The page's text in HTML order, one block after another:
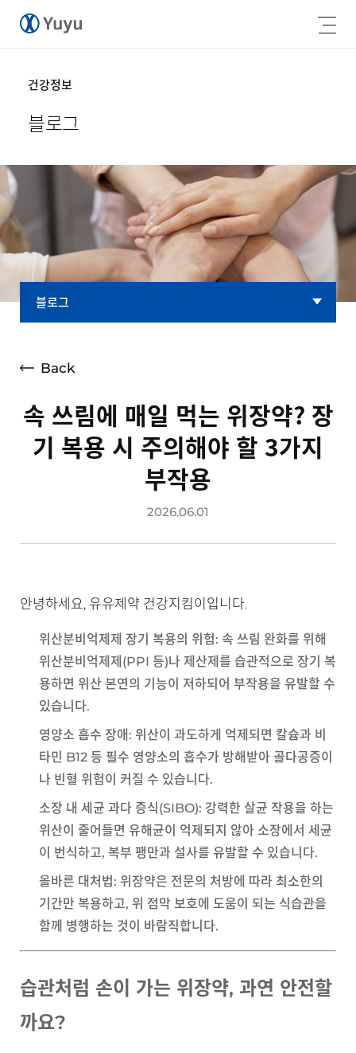
건강정보
블로그
블로그
Back
속 쓰림에 매일 먹는 위장약? 장
기 복용 시 주의해야 할 3가지
부작용
2026.06.01
안녕하세요, 유유제약 건강지킴이입니다.
위산분비억제제 장기 복용의 위험: 속 쓰림 완화를 위해
위산분비억제제(PPI 등)나 제산제를 습관적으로 장기 복
용하면 위산 본연의 기능이 저하되어 부작용을 유발할 수
있습니다.
영양소 흡수 장애 : 위산이 과도하게 억제되면 칼슘과 비
타민 B12 등 필수 영양소의 흡수가 방해받아 골다공증이
나 빈혈 위험이 커질 수 있습니다.
소장 내 세균 과다 증식(SIBO): 강력한 살균 작용을 하는
위산이 줄어들면 유해균이 억제되지 않아 소장에서 세균
이 번식하고, 복부 팽만과 설사를 유발할 수 있습니다.
올바른 대처법: 위장약은 전문의 처방에 따라 최소한의
기간만 복용하고, 위 점막 보호에 도움이 되는 식습관을
함께 병행하는 것이 바람직합니다.
습관처럼 손이 가는 위장약, 과연 안전할
까요?